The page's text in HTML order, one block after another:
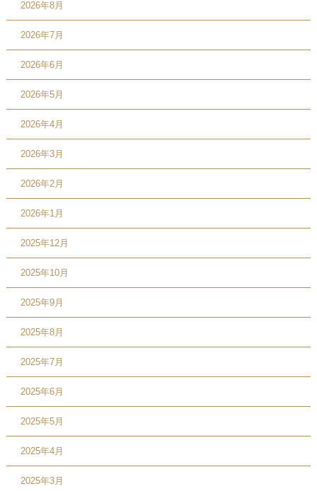
2026年8月
2026年7月
2026年6月
2026年5月
2026年4月
2026年3月
2026年2月
2026年1月
2025年12月
2025年10月
2025年9月
2025年8月
2025年7月
2025年6月
2025年5月
2025年4月
2025年3月